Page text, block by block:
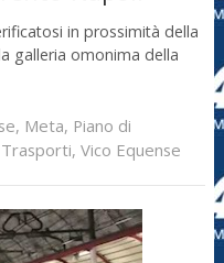
in prossimità della
galleria omonima della
, Meta, Piano di
Trasporti, Vico Equense